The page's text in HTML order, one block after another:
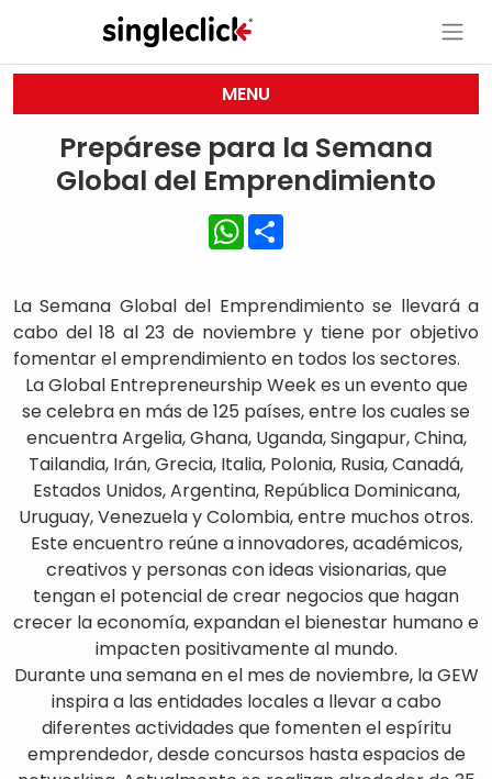
MENU
Prepárese para la Semana
Global del Emprendimiento
WhatsApp
La Semana Global del Emprendimiento se llevará a
cabo del 18 al 23 de noviembre y tiene por objetivo
fomentar el emprendimiento en todos los sectores.
La Global Entrepreneurship Week es un evento que
se celebra en más de 125 países, entre los cuales se
encuentra Argelia, Ghana, Uganda, Singapur, China,
Tailandia, Irán, Grecia, Italia, Polonia, Rusia, Canadá,
Estados Unidos, Argentina, República Dominicana,
Uruguay, Venezuela y Colombia, entre muchos otros.
Este encuentro reúne a innovadores, académicos,
creativos y personas con ideas visionarias, que
tengan el potencial de crear negocios que hagan
crecer la economía, expandan el bienestar humano e
impacten positivamente al mundo.
Durante una semana en el mes de noviembre, la GEW
inspira a las entidades locales a llevar a cabo
diferentes actividades que fomenten el espíritu
emprendedor, desde concursos hasta espacios de